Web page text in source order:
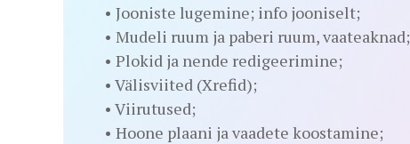
• Jooniste lugemine; info jooniselt;
• Mudeli ruum ja paberi ruum, vaateaknad;
• Plokid ja nende redigeerimine;
• Välisviited (Xrefid);
• Viirutused;
• Hoone plaani ja vaadete koostamine;